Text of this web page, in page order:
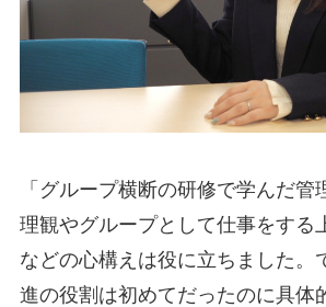
「グループ横断の研修で学んだ管
理観やグループとして仕事をする
などの心構えは役に立ちました。
進の役割は初めてだったのに具体